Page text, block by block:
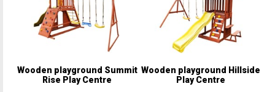
Wooden playground Summit
Rise Play Centre
Wooden playground Hillside
Play Centre